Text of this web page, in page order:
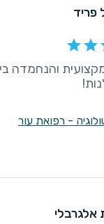
פריד
והנחמדה
- רפואת עור
אלגרבלי